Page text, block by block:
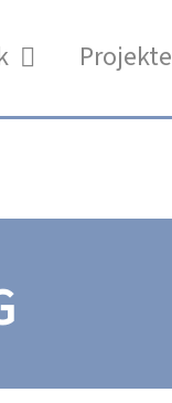
Projekte